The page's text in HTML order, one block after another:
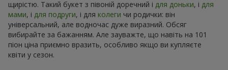
щирістю. Такий букет з півоній доречний і для доньки, і для
мами, і для подруги, і для колеги чи родички: він
універсальний, але водночас дуже виразний. Обсяг
вибирайте за бажанням. Але зауважте, що навіть на 101
піон ціна приємно вразить, особливо якщо ви купляєте
квіти у сезон.